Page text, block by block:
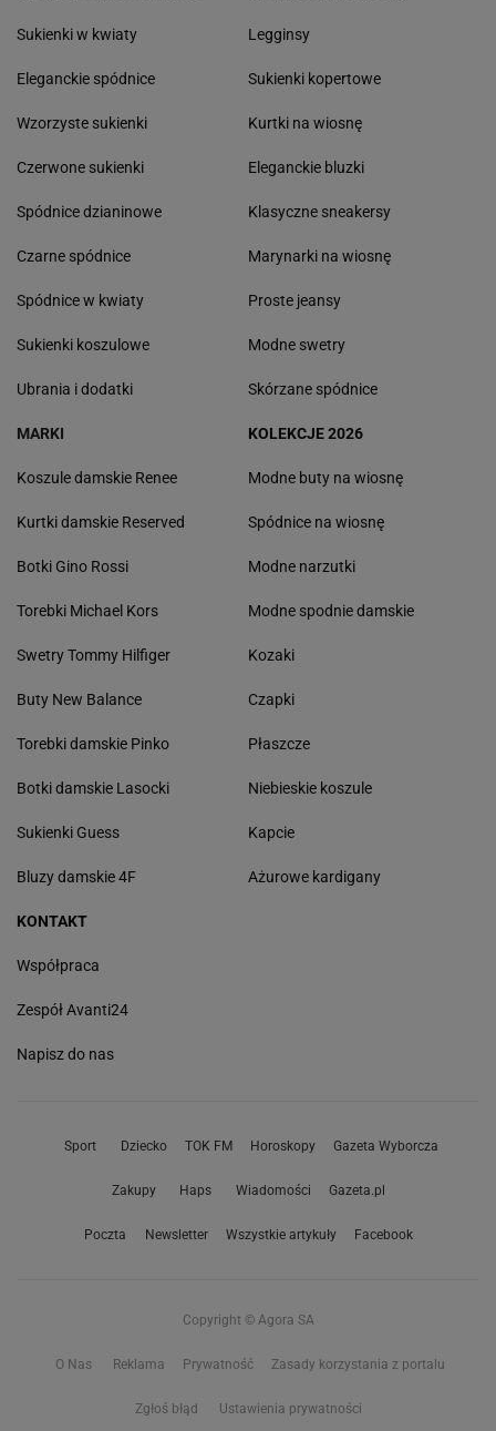
Sukienki w kwiaty
Eleganckie spódnice
Wzorzyste sukienki
Czerwone sukienki
Spódnice dzianinowe
Czarne spódnice
Spódnice w kwiaty
Sukienki koszulowe
Ubrania i dodatki
Legginsy
Sukienki kopertowe
Kurtki na wiosnę
Eleganckie bluzki
Klasyczne sneakersy
Marynarki na wiosnę
Proste jeansy
Modne swetry
Skórzane spódnice
MARKI
Koszule damskie Renee
Kurtki damskie Reserved
Botki Gino Rossi
Torebki Michael Kors
Swetry Tommy Hilfiger
Buty New Balance
Torebki damskie Pinko
Botki damskie Lasocki
Sukienki Guess
Bluzy damskie 4F
KOLEKCJE 2026
Modne buty na wiosnę
Spódnice na wiosnę
Modne narzutki
Modne spodnie damskie
Kozaki
Czapki
Płaszcze
Niebieskie koszule
Kapcie
Ażurowe kardigany
KONTAKT
Współpraca
Zespół Avanti24
Napisz do nas
Sport Dziecko TOK FM Horoskopy Gazeta Wyborcza
Zakupy Haps Wiadomości Gazeta.pl
Poczta Newsletter Wszystkie artykuły Facebook
Copyright © Agora SA
O Nas Reklama Prywatność Zasady korzystania z portalu
Zgłoś błąd Ustawienia prywatności